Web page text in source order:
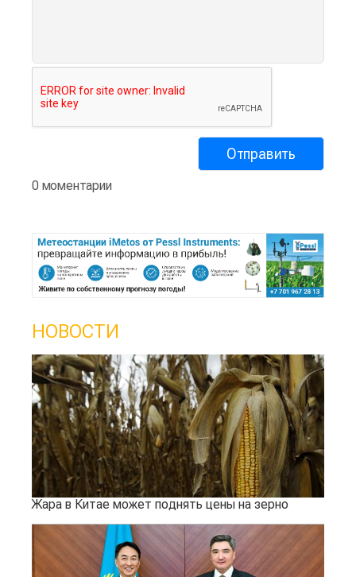
0 моментарии
НОВОСТИ
Жара в Китае может поднять цены на зерно